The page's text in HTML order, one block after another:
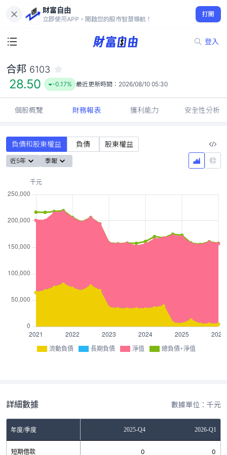
財富自由
立即使用APP，開啟您的股市智慧導航！
打開
登入
28.50
-0.17%
合邦 6103
28.50 -0.17% 最近更新時間： 2026/08/10 05:30
個股概覽 財務報表 獲利能力 安全性分析
負債和股東權益 負債 股東權益
近5年 季報
流動負債 長期負債 淨值 總負債+淨值
詳細數據 數據單位：千元
年度/季度 2025-Q4 2026-Q1
短期借款 0 0